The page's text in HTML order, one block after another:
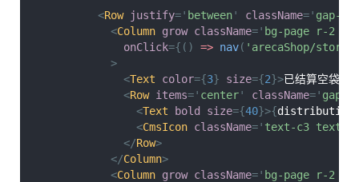
<Row justify=' between' className=' gap-2
<Column grow className=' bg-page r-2 p-
onClick={ ( ) => nav( 'arecaShop/
>
<Text color={3} size={2}>已结算空袋（
<Row items=' center' className=' gap-1
<Text bold size={40}>{distribution
<CmsIcon className=' text-c3 text-
</Row>
</Column>
<Column grow className=' bg-page r-2 p-